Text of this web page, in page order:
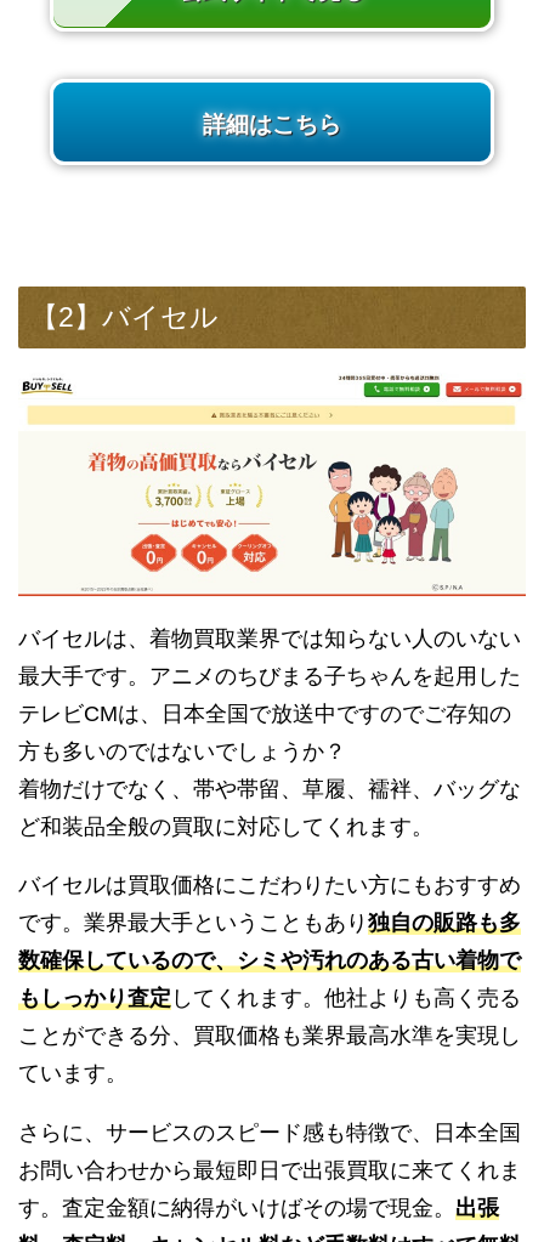
詳細はこちら
【2】バイセル
バイセルは、着物買取業界では知らない人のいない
最大手です。アニメのちびまる子ちゃんを起用した
テレビCMは、日本全国で放送中ですのでご存知の
方も多いのではないでしょうか？
着物だけでなく、帯や帯留、草履、襦袢、バッグな
ど和装品全般の買取に対応してくれます。
バイセルは買取価格にこだわりたい方にもおすすめ
です。業界最大手ということもあり 独自の販路も多
数確保しているので、シミや汚れのある古い着物で
もしっかり査定 してくれます。他社よりも高く売る
ことができる分、買取価格も業界最高水準を実現し
ています。
さらに、サービスのスピード感も特徴で、日本全国
お問い合わせから最短即日で出張買取に来てくれま
す。査定金額に納得がいけばその場で現金。 出張